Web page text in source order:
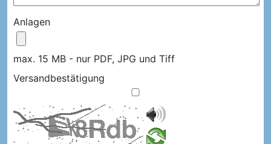
Anlagen
max. 15 MB - nur PDF, JPG und Tiff
Versandbestätigung